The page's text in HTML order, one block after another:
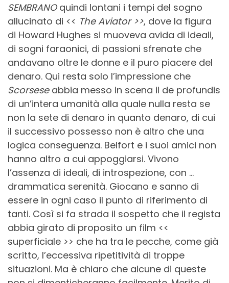
SEMBRANOquindi lontani i tempi del sogno
allucinato di << The Aviator >>, dove la figura
di Howard Hughes si muoveva avida di ideali,
di sogni faraonici, di passioni sfrenate che
andavano oltre le donne e il puro piacere del
denaro. Qui resta solo l’impressione che
Scorseseabbia messo in scena il de profundis
di un’intera umanità alla quale nulla resta se
non la sete di denaro in quanto denaro, di cui
il successivo possesso non è altro che una
logica conseguenza. Belfort e i suoi amici non
hanno altro a cui appoggiarsi. Vivono
l’assenza di ideali, di introspezione, con …
drammatica serenità. Giocano e sanno di
essere in ogni caso il punto di riferimento di
tanti. Così si fa strada il sospetto che il regista
abbia girato di proposito un film <<
superficiale >> che ha tra le pecche, come già
scritto, l’eccessiva ripetitività di troppe
situazioni. Ma è chiaro che alcune di queste